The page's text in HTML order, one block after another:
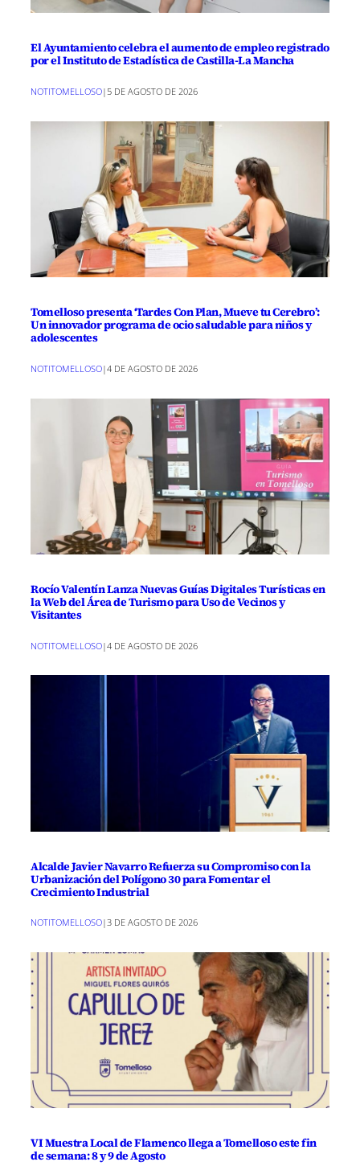
El Ayuntamiento celebra el aumento de empleo registrado
por el Instituto de Estadística de Castilla-La Mancha
NOTITOMELLOSO|5 DE AGOSTO DE 2026
Tomelloso presenta ‘Tardes Con Plan, Mueve tu Cerebro’:
Un innovador programa de ocio saludable para niños y
adolescentes
NOTITOMELLOSO|4 DE AGOSTO DE 2026
Rocío Valentín Lanza Nuevas Guías Digitales Turísticas en
la Web del Área de Turismo para Uso de Vecinos y
Visitantes
NOTITOMELLOSO|4 DE AGOSTO DE 2026
Alcalde Javier Navarro Refuerza su Compromiso con la
Urbanización del Polígono 30 para Fomentar el
Crecimiento Industrial
NOTITOMELLOSO|3 DE AGOSTO DE 2026
VI Muestra Local de Flamenco llega a Tomelloso este fin
de semana: 8 y 9 de Agosto